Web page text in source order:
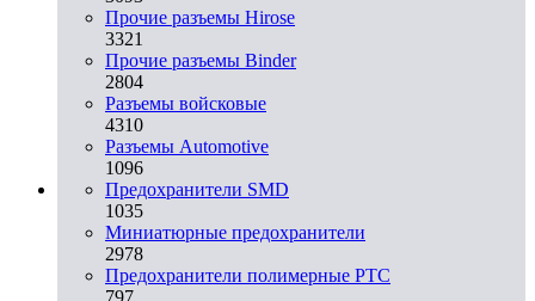
Прочие разъемы Hirose
3321
Прочие разъемы Binder
2804
Разъемы войсковые
4310
Разъeмы Automotive
1096
Предохранители SMD
1035
Миниатюрные предохранители
2978
Предохранители полимерные PTC
797